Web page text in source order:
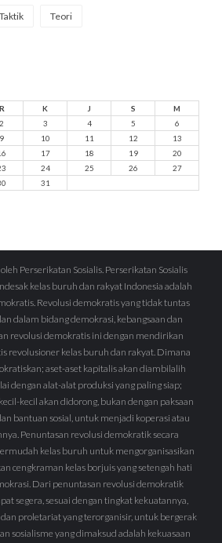
Teori
R K J S
M
2 3 4 5
6
9 10 11 12
13
17 18 19
20
24 25 26
27
31
Perserikatan Sosialis. Perserikatan Sosialis
kelas buruh dan rakyat Indonesia adalah
Revolusi demokratis yang tidak tuntas
dalam bidang demokrasi, kebangsaan dan
revolusi demokratis ini dengan mendirikan
revolusioner kelas buruh dan rakyat. Dimana
aset-aset kapitalis akan diambilalih
dengan alat-alat produksi yang paling siap;
kecil akan didorong, bukan dengan paksaan
bantuan sosial, untuk menjadi koperasi atau
Penuntasan revolusi demokratik secara
kelas buruh untuk mengorganisasikan
cengkraman kelas borjuis yang setengah hati
Dari penuntasan revolusi demokratik
segera, sesuai dengan tingkat kekuatannya,
proletariat yang terorganisir, untuk bergerak
sosialisme yang dimaksud adalah kekuasaan